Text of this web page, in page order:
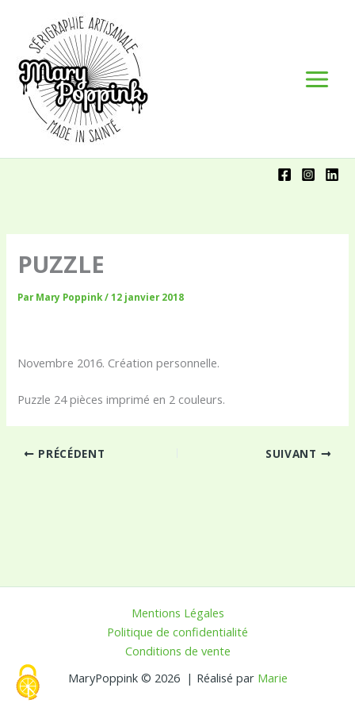
contenu
PUZZLE
ParMary Poppink/12 janvier 2018
Novembre 2016. Création personnelle.
Puzzle 24 pièces imprimé en 2 couleurs.
PRÉCÉDENT SUIVANT
Mentions Légales
Politique de confidentialité
Conditions de vente
MaryPoppink © 2026 | Réalisé par Marie